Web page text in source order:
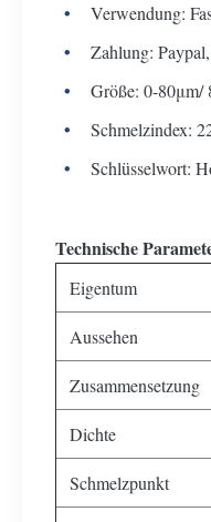
Verwendung:
Zahlung:
Größe: 0-80μm/
Schmelzindex:
Schlüsselwort:
Technische
Eigentum
Aussehen
Zusammensetzung
Dichte
Schmelzpunkt